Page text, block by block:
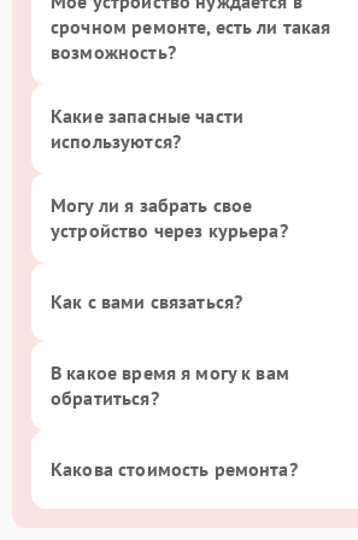
срочном ремонте, есть ли такая
возможность?
Какие запасные части
используются?
Могу ли я забрать свое
устройство через курьера?
Как с вами связаться?
В какое время я могу к вам
обратиться?
Какова стоимость ремонта?